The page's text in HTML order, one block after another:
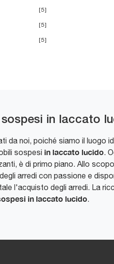
5
5
5
in laccato
da noi, poiché siamo il luogo
sospesi in laccato lucido.
è di primo piano. Allo
arredi con passione e
l'acquisto degli arredi. La
in laccato lucido.